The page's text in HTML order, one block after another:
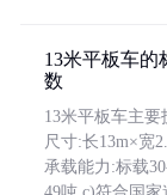
13米平板车的
数
13米平板车主
尺寸:长13m×宽
承载能力:标载